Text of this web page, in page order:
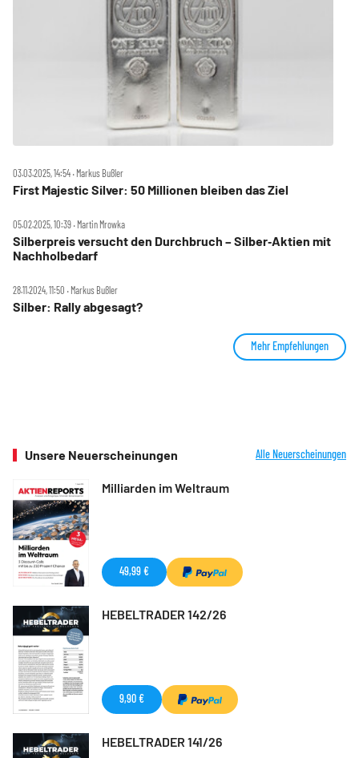
03.03.2025, 14:54 ‧ Markus Bußler
First Majestic Silver: 50 Millionen bleiben das Ziel
05.02.2025, 10:39 ‧ Martin Mrowka
Silberpreis versucht den Durchbruch – Silber‑Aktien mit
Nachholbedarf
28.11.2024, 11:50 ‧ Markus Bußler
Silber: Rally abgesagt?
Mehr Empfehlungen
Unsere Neuerscheinungen Alle Neuerscheinungen
Milliarden im Weltraum
49,99 €
HEBELTRADER 142/26
9,90 €
HEBELTRADER 141/26